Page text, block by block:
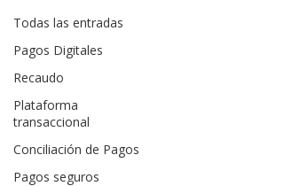
Todas las entradas
Pagos Digitales
Recaudo
Plataforma
transaccional
Conciliación de Pagos
Pagos seguros